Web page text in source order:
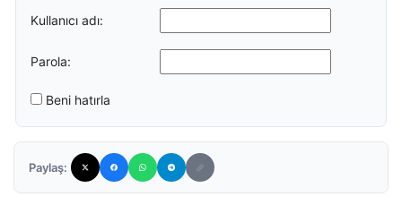
Kullanıcı adı:
Parola:
Beni hatırla
Paylaş: